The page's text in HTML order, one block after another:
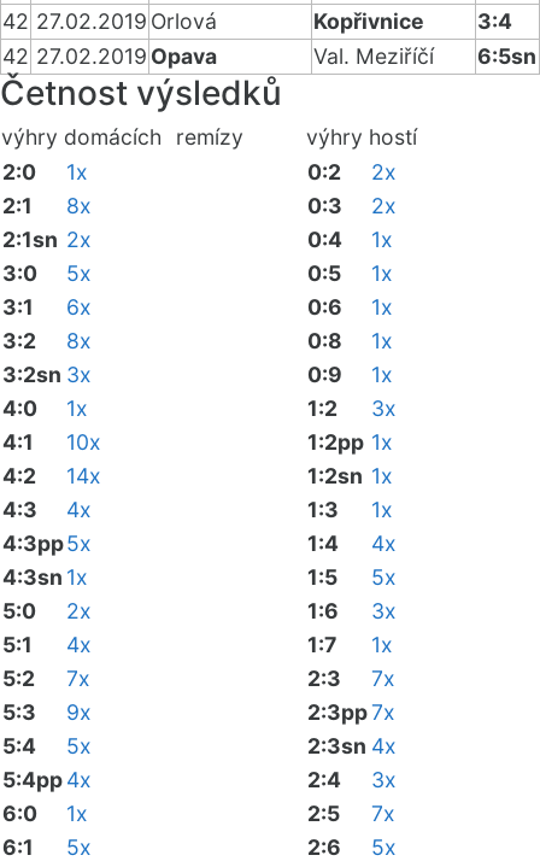
42 27.02.2019 Orlová Kopřivnice
3:4
42 27.02.2019 Opava Val. Meziříčí 6:5sn
Četnost výsledků
výhry domácích remízy výhry hostí
2:0
1x
2:1
8x
2:1sn 2x
3:0
5x
3:1
6x
3:2
8x
3:2sn 3x
4:0
1x
4:1
10x
4:2
14x
4:3
4x
4:3pp5x
4:3sn 1x
5:0
2x
5:1
4x
5:2
7x
5:3
9x
5:4
5x
5:4pp4x
6:0
1x
6:1
5x
0:2
2x
0:3
2x
0:4
1x
0:5
1x
0:6
1x
0:8
1x
0:9
1x
1:2
3x
1:2pp 1x
1:2sn 1x
1:3
1x
1:4
4x
1:5
5x
1:6
3x
1:7
1x
2:3
7x
2:3pp7x
2:3sn 4x
2:4
3x
2:5
7x
2:6
5x